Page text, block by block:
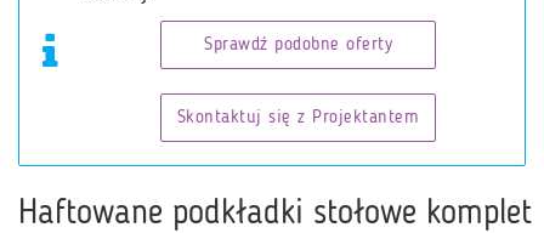
Sprawdź podobne oferty
Skontaktuj się z Projektantem
Haftowane podkładki stołowe komplet